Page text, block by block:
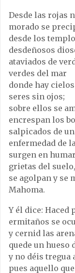
Desde las rojas
morado se
desde los
desdeñosos
ataviados de
verdes del mar
donde hay
seres sin ojos;
sobre ellos se
encrespan los
salpicados de
enfermedad de
surgen en
grietas del suelo,
se agolpan y se
Mahoma.
Y él dice: Haced
ermitaños se
y cernid las
quede un hueso
y no déis tregua
pues aquello